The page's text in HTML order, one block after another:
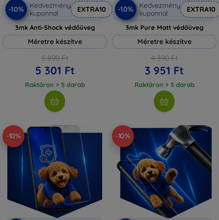
-10%
Kedvezmény
kuponnal
EXTRA10
3mk Anti-Shock védőüveg
Méretre készítve
5 890 Ft
5 301 Ft
Raktáron > 5 darab
-10%
Kedvezmény
kuponnal
EXTRA10
3mk Pure Matt védőüveg
Méretre készítve
4 390 Ft
3 951 Ft
Raktáron > 5 darab
-10% -10%